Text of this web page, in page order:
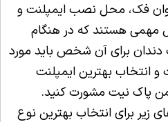
فک، محل نصب ایمپلنت و
هستند که در هنگام
دندان برای آن شخص باید مورد
و انتخاب بهترین ایمپلنت
پاک نیت مشورت کنید.
زیر برای انتخاب بهترین نوع